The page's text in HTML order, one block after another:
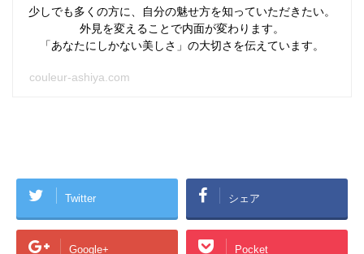
少しでも多くの方に、自分の魅せ方を知っていただきたい。
外見を変えることで内面が変わります。
「あなたにしかない美しさ」の大切さを伝えています。
couleur-ashiya.com
Twitter シェア
Google+ Pocket